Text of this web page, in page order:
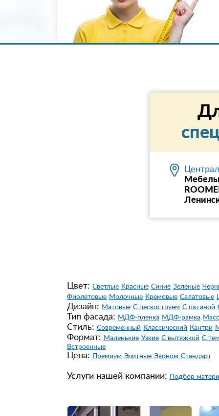
Цвет: Светлые Красные Синие Зеленые
Фиолетовые Молочные Кремовые Салатовые
Дизайн: Матовые С пескоструем С патиной
Тип фасада: МДФ-пленка МДФ-рамка
Стиль: Современный Класcический Кантри
Формат: Маленькие Узкие С вытяжкой С
Встроенные
Цена: Премиум Элитные Эконом Стандарт
Услуги нашей компании: Подбор